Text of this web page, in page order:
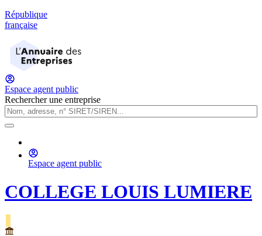
République
française
Espace agent public
Rechercher une entreprise
Espace agent public
COLLEGE LOUIS LUMIERE